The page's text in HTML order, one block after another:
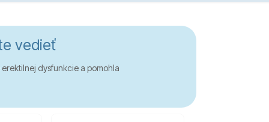
vedieť
dysfunkcie a pomohla